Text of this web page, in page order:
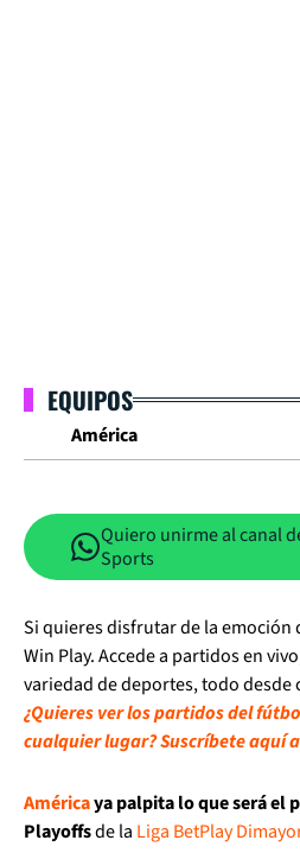
EQUIPOS
América
Quiero unirme al canal
Sports
Si quieres disfrutar de la emoción
Win Play. Accede a partidos en
variedad de deportes, todo
¿Quieres ver los partidos del
cualquier lugar? Suscríbete aquí
Américaya palpita lo que será el
Playoffsde la Liga BetPlay